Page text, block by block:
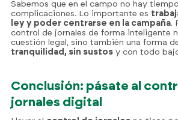
Sabemos que en el campo no hay
complicaciones. Lo importante es
ley y poder centrarse en la campaña.
control de jornales de forma inteligente
cuestión legal, sino también una forma
tranquilidad, sin sustosy con todo
Conclusión: pásate al
jornales digital